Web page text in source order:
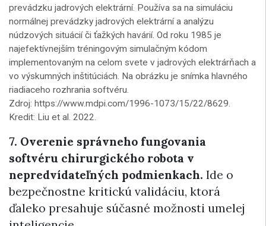
prevádzku jadrových elektrární. Používa sa na simuláciu
normálnej prevádzky jadrových elektrární a analýzu
núdzových situácií či ťažkých havárií. Od roku 1985 je
najefektívnejším tréningovým simulačným kódom
implementovaným na celom svete v jadrových elektrárňach a
vo výskumných inštitúciách. Na obrázku je snímka hlavného
riadiaceho rozhrania softvéru.
Zdroj: https://www.mdpi.com/1996-1073/15/22/8629.
Kredit: Liu et al. 2022.
7. Overenie správneho fungovania
softvéru chirurgického robota v
nepredvídateľných podmienkach. Ide o
bezpečnostne kritickú validáciu, ktorá
ďaleko presahuje súčasné možnosti umelej